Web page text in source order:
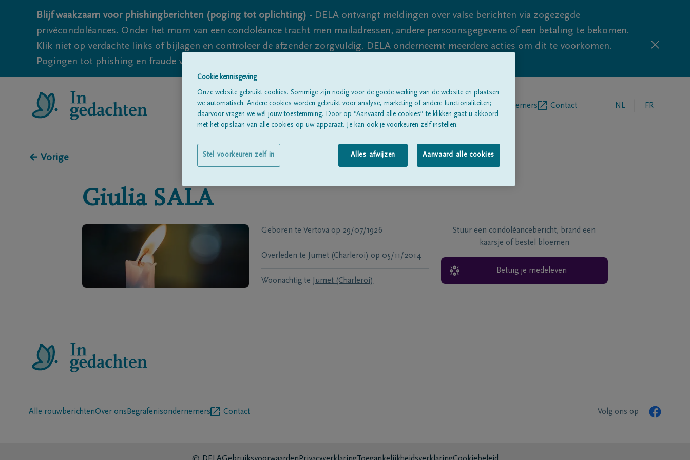
Blijf waakzaam voor phishingberichten (poging tot oplichting) - DELA ontvangt meldingen over valse berichten via zogezegde
privécondoléances. Onder het mom van een condoléance tracht men mailadressen, andere persoonsgegevens of een betaling te bekomen.
Klik niet op verdachte links of bijlagen en controleer de afzender zorgvuldig. DELA onderneemt meerdere acties om dit te voorkomen.
Pogingen tot phishing en fraude vallen echter nooit volledig uit te sluiten, dus blijf waakzaam.
Alle rouwberichten Over onsBegrafenisondernemers Contact NL FR
← Vorige
Giulia SALA
Geboren te Vertova op 29/07/1926
Overleden te Jumet (Charleroi) op 05/11/2014
Woonachtig te Jumet (Charleroi)
Stuur een condoléancebericht, brand een
kaarsje of bestel bloemen
Betuig je medeleven
Alle rouwberichtenOver ons Begrafenisondernemers Contact Volg ons op
Cookie kennisgeving
Onze website gebruikt cookies. Sommige zijn nodig voor de goede werking van de website en plaatsen
we automatisch. Andere cookies worden gebruikt voor analyse, marketing of andere functionaliteiten;
daarvoor vragen we wél jouw toestemming. Door op “Aanvaard alle cookies” te klikken gaat u akkoord
met het opslaan van alle cookies op uw apparaat. Je kan ook je voorkeuren zelf instellen.
Alles afwijzen Aanvaard alle cookies
Stel voorkeuren zelf in